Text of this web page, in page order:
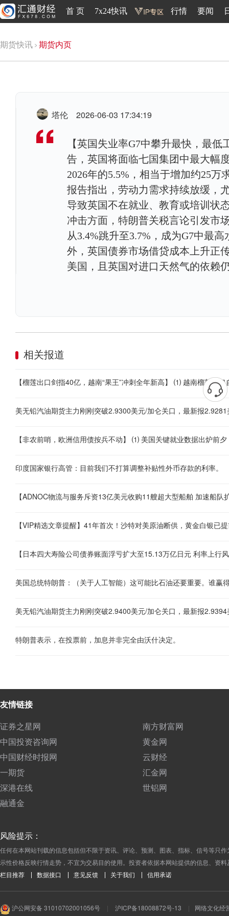
首 页 7x24快讯 行情 要闻
期货快讯 期货内页
塔伦 2026-06-03 17:34:19
【英国失业率G7中攀升最快，最
告，英国将面临七国集团中最大幅
2026年的5.5%，相当于增加约25
报告指出，劳动力需求持续放缓，
导致英国不在就业、教育或培训状
冲击方面，特朗普关税言论引发市
从3.4%跳升至3.7%，成为G7中最
外，英国债券市场借贷成本上升正
美国，且英国对进口天然气的依赖
相关报道
美无铅汽油期货主力刚刚突破2.9300美元/加仑关口，最新报
印度国家银行高管：目前我们不打算调整补贴性外币存款的利率。
美国总统特朗普：（关于人工智能）这可能比石油还要重要。谁赢
美无铅汽油期货主力刚刚突破2.9400美元/加仑关口，最新报
特朗普表示，在投票前，加息并非完全由沃什决定。
友情链接
证券之星网
南方财富网
中国投资咨询网
黄金网
中国财经时报网
云财经
一期货
汇金网
深港在线
世铝网
融通金
风险提示：
任何在本网站刊载的信息包括但不限于资讯、评论、预测、图表、指标、信号等只
示性价格反映行情走势，不宜为交易目的使用。投资者依据本网站提供的信息、资
栏目推荐
数据接口 意见反馈 关于我们 信用承诺
沪公网安备 31010702001056号 | 沪ICP备18008872号-13 |
网络文化经